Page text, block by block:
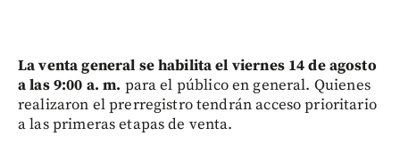
La venta general se habilita el viernes 14 de agosto
a las 9:00 a. m. para el público en general. Quienes
realizaron el prerregistro tendrán acceso prioritario
a las primeras etapas de venta.